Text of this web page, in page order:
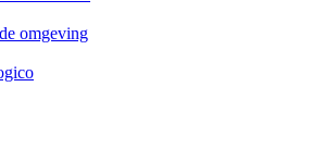
omgeving